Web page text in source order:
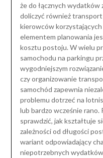
że do łącznych wydatków
doliczyć również
kierowców
elementem planowania
kosztu postoju. W wielu
samochodu na parkingu
wygodniejszym
czy organizowanie
samochód zapewnia
problemu dotrzeć na
lub bardzo wcześnie
sprawdzić, jak kształtuje
zależności od długości
wariant odpowiadający
niepotrzebnych